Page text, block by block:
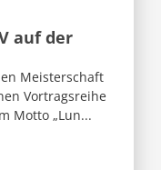
auf der
Meisterschaft
Vortragsreihe
Motto „Lun...